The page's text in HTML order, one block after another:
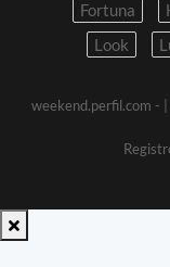
Fortuna
Look
weekend.perfil.com -